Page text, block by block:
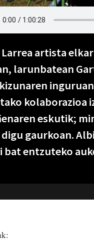
Larrea artista
larunbatean
kolaborazioa
eskutik;
gaurkoan.
bat entzuteko